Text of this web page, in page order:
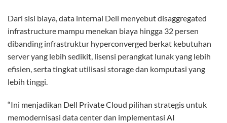
Dari sisi biaya, data internal Dell menyebut disaggregated
infrastructure mampu menekan biaya hingga 32 persen
dibanding infrastruktur hyperconverged berkat kebutuhan
server yang lebih sedikit, lisensi perangkat lunak yang lebih
efisien, serta tingkat utilisasi storage dan komputasi yang
lebih tinggi.
“Ini menjadikan Dell Private Cloud pilihan strategis untuk
memodernisasi data center dan implementasi AI